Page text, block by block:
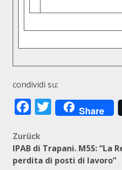
condividi su:
Facebook
Twitter
Share
Zurück
IPAB di Trapani. M5S: “La
perdita di posti di lavoro”